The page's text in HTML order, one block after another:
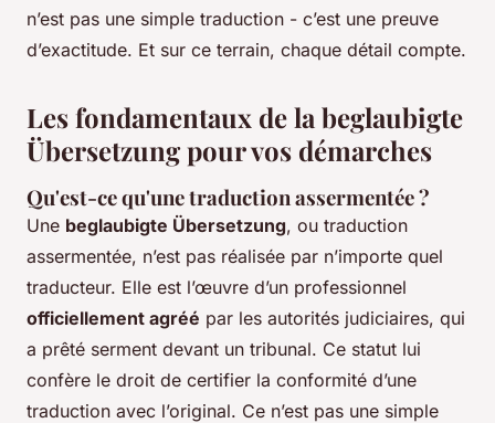
n’est pas une simple traduction - c’est une preuve
d’exactitude. Et sur ce terrain, chaque détail compte.
Les fondamentaux de la beglaubigte
Übersetzung pour vos démarches
Qu'est-ce qu'une traduction assermentée ?
Une beglaubigte Übersetzung, ou traduction
assermentée, n’est pas réalisée par n’importe quel
traducteur. Elle est l’œuvre d’un professionnel
officiellement agréé par les autorités judiciaires, qui
a prêté serment devant un tribunal. Ce statut lui
confère le droit de certifier la conformité d’une
traduction avec l’original. Ce n’est pas une simple